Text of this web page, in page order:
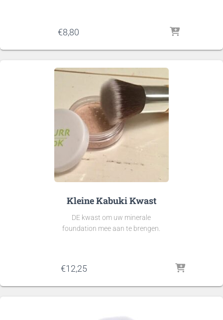
€8,80
Kleine Kabuki Kwast
DE kwast om uw minerale
foundation mee aan te brengen.
€12,25